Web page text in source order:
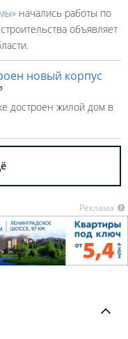
начались работы по
объявляет
новый корпус
достроен жилой дом в
Реклама